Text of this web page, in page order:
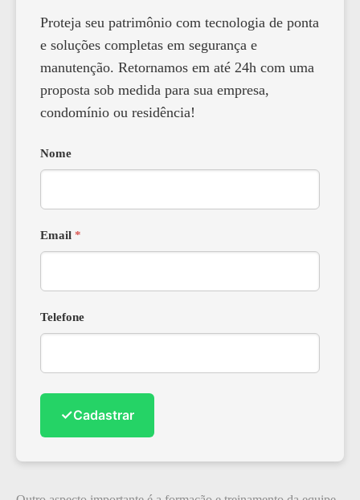
Proteja seu patrimônio com tecnologia de ponta
e soluções completas em segurança e
manutenção. Retornamos em até 24h com uma
proposta sob medida para sua empresa,
condomínio ou residência!
Nome
Email *
Telefone
✓Cadastrar